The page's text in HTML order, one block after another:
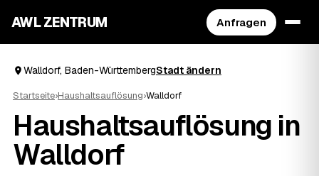
AWL ZENTRUM Anfragen
Walldorf, Baden-WürttembergStadt ändern
Startseite›Haushaltsauflösung›Walldorf
Haushaltsauflösung in
Walldorf